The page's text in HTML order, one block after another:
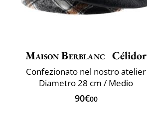
Maison Berblanc Célidor
Confezionato nel nostro atelier
Diametro 28 cm / Medio
90€00